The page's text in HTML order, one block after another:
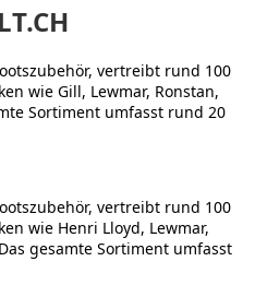
vertreibt rund 100
wie Gill, Lewmar, Ronstan,
Sortiment umfasst rund 20
vertreibt rund 100
wie Henri Lloyd, Lewmar,
gesamte Sortiment umfasst